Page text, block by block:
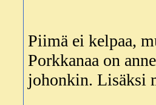
Piimä ei kelpaa,
Porkkanaa on
johonkin. Lisäksi